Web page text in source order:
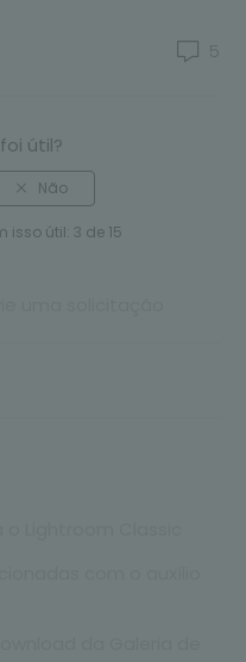
5
útil?
útil: 3 de 15